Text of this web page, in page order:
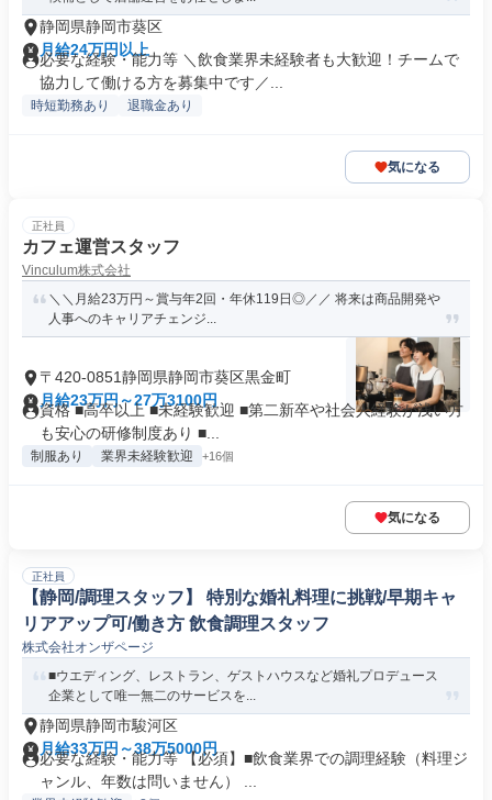
静岡県静岡市葵区
月給24万円以上
必要な経験・能力等 ＼飲食業界未経験者も大歓迎！チームで
協力して働ける方を募集中です／...
時短勤務あり 退職金あり
気になる
正社員
カフェ運営スタッフ
Vinculum株式会社
＼＼月給23万円～賞与年2回・年休119日◎／／ 将来は商品開発や
人事へのキャリアチェンジ...
〒420-0851静岡県静岡市葵区黒金町
月給23万円～27万3100円
資格 ■高卒以上 ■未経験歓迎 ■第二新卒や社会人経験が浅い方
も安心の研修制度あり ■...
制服あり 業界未経験歓迎 +16個
気になる
正社員
【静岡/調理スタッフ】 特別な婚礼料理に挑戦/早期キャ
リアアップ可/働き方 飲食調理スタッフ
株式会社オンザページ
■ウエディング、レストラン、ゲストハウスなど婚礼プロデュース
企業として唯一無二のサービスを...
静岡県静岡市駿河区
月給33万円～38万5000円
必要な経験・能力等 【必須】■飲食業界での調理経験（料理ジ
ャンル、年数は問いません） ...